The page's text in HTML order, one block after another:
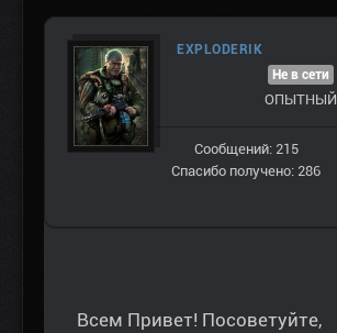
EXPLODERIK
Не в сети
ОПЫТНЫЙ
Сообщений: 215
Спасибо получено: 286
Всем Привет! Посоветуйте,